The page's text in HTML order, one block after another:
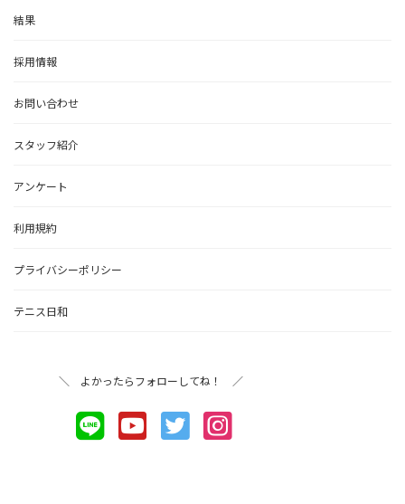
結果
採用情報
お問い合わせ
スタッフ紹介
アンケート
利用規約
プライバシーポリシー
テニス日和
＼ よかったらフォローしてね！ ／